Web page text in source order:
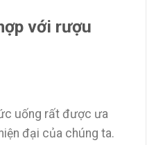
với rượu
uống rất được ưa
đại của chúng ta.